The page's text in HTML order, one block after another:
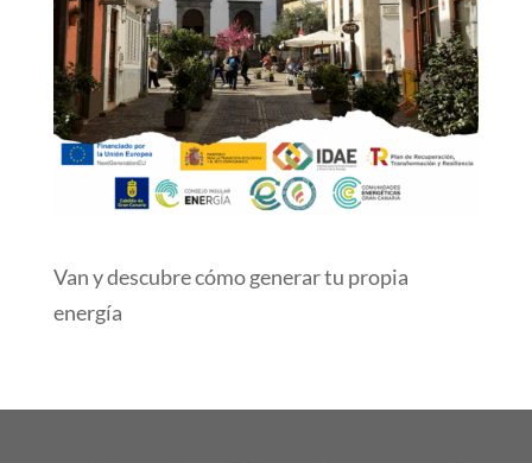
Van y descubre cómo generar tu propia
energía